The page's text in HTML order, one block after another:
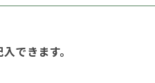
できます。